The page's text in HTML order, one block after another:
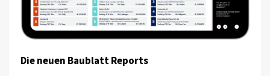
Die neuen Baublatt Reports